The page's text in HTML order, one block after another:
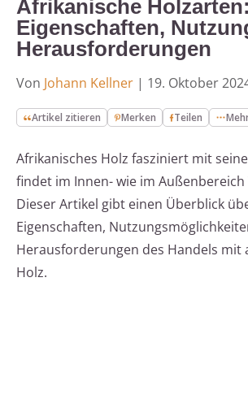
Afrikanische Holzarten:
Eigenschaften,
Herausforderungen
Von Johann Kellner | 19. Oktober
Artikel zitieren Merken Teilen
Afrikanisches Holz fasziniert mit
findet im Innen- wie im
Dieser Artikel gibt einen Überblick
Eigenschaften,
Herausforderungen des Handels mit
Holz.